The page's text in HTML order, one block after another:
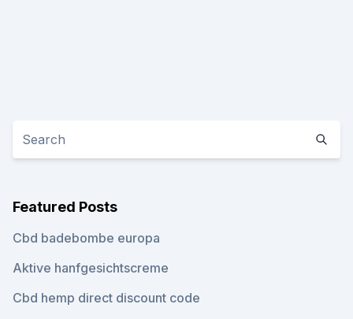
Featured Posts
Cbd badebombe europa
Aktive hanfgesichtscreme
Cbd hemp direct discount code